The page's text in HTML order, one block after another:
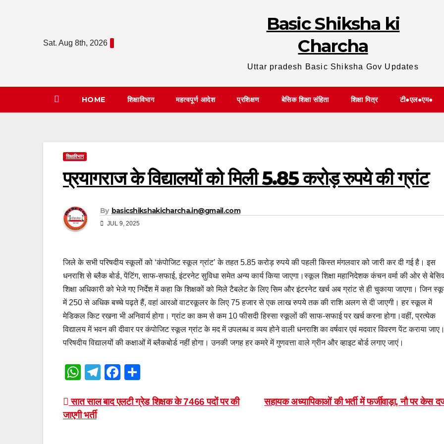
Sat. Aug 8th, 2026
Basic Shiksha ki
Charcha
Uttar pradesh Basic Shiksha Gov Updates
HOME शिक्षाविभाग महत्वपूर्ण आदेश प्रशिक्षण बेसिक शिक्षा संहिता शिक्षा मित्र टी●एल●एम●
शिक्षाविभाग
प्रयागराज के विद्यालयों को मिली 5.85 करोड़ रुपये की ग्रांट
By basicshikshakicharcha.in@gmail.com
JUL 9, 2025
जिले के सभी परिषदीय स्कूलों को ‘कंपोजिट स्कूल ग्रांट’ के तहत 5.85 करोड़ रुपये की पहली किस्त मंगलवार को जारी कर दी गई है। इस
धनराशि से ब्लैक बोर्ड, पेंटिंग, साफ-सफाई, इंटरनेट सुविधा समेत अन्य कार्य किया जाएगा।स्कूल शिक्षा महानिदेशक कंचन वर्मा की ओर से
शिक्षा अधिकारी को भेजे गए निर्देश में कहा कि शिक्षकों को मिले टैबलेट के लिए सिम और इंटरनेट खर्च अब ग्रांट से ही चुकाया जाएगा। जिन
में 250 से अधिक बच्चे पढ़ते हैं, वहां आरओ वाटरकूलर के लिए 75 हजार से एक लाख रुपये तक की राशि अलग से दी जाएगी। हर स्कूल में
मेडिकल किट रखना भी अनिवार्य होगा। ग्रांट का कम से कम 10 फीसदी हिस्सा स्कूलों की साफ-सफाई पर खर्च करना होगा।वहीं, प्रत्येक
विद्यालय में भवन की दीवार पर कंपोजिट स्कूल ग्रांट के मद में उपलब्ध व व्यय होने वाली धनराशि का वर्षवार एवं मदवार विवरण पेंट कराया जाए।
परिषदीय विद्यालयों की कक्षाओं में ब्लैकबोर्ड नहीं होगा। उनकी जगह हर कमरे में गुणवत्ता वाले ग्रीन और व्हाइट बोर्ड लगाए जाएं।
W
at
s
T
e
F
c
ar
Post
navigation
सहायक अध्यापिकाओं की भर्ती में फर्जीवाड़ा, नौ पर केस
सात साल बाद एलटी ग्रेड शिक्षक के 7466 पदों पर की
जाएगी भर्ती